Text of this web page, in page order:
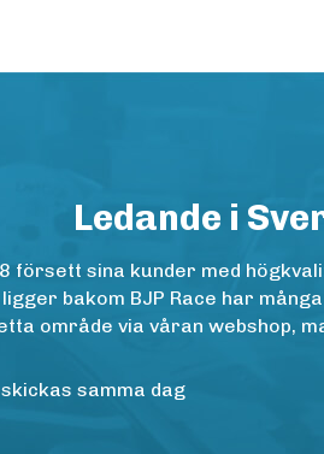
Ledande i
försett sina kunder med
bakom BJP Race har
område via våran webshop,
samma dag